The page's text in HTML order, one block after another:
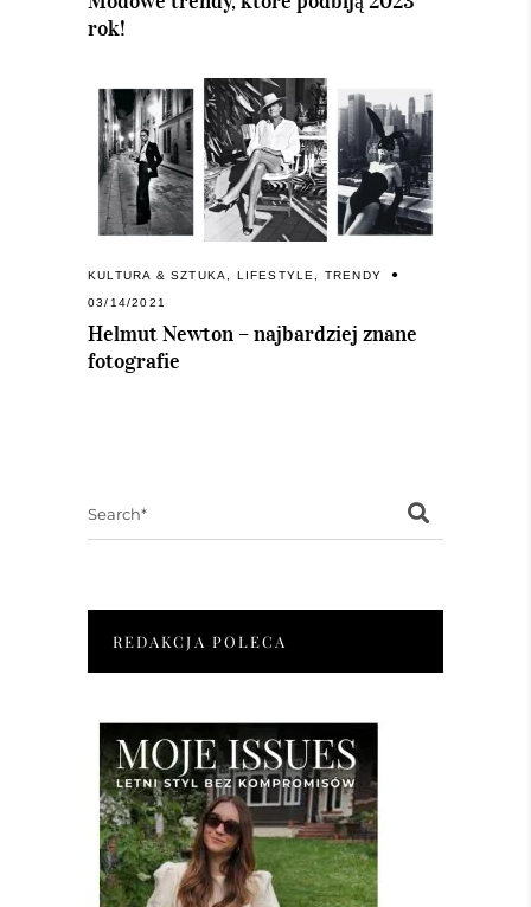
rok!
KULTURA & SZTUKA LIFESTYLE TRENDY
03/14/2021
Helmut Newton – najbardziej znane
fotografie
REDAKCJA POLECA